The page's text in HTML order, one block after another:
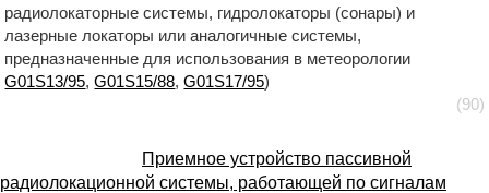
радиолокаторные системы, гидролокаторы (сонары) и
лазерные локаторы или аналогичные системы,
предназначенные для использования в метеорологии
G01S13/95,G01S15/88,G01S17/95)
(90)
Приемное устройство пассивной
радиолокационной системы, работающей по сигналам